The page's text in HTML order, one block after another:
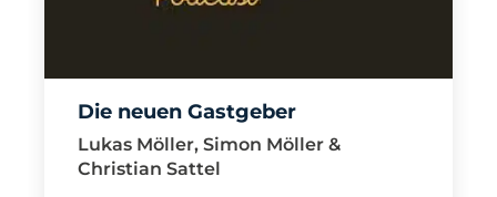
Die neuen Gastgeber
Lukas Möller, Simon Möller &
Christian Sattel